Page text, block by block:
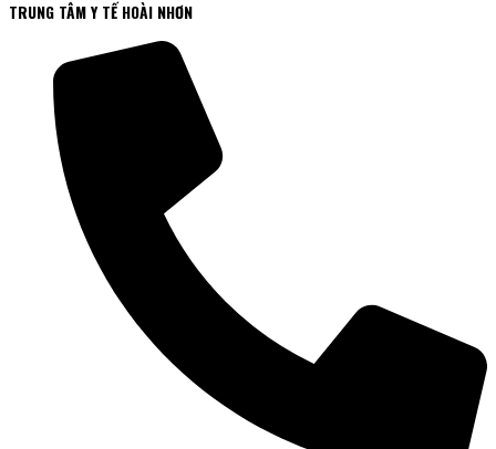
TRUNG TÂM Y TẾ HOÀI NHƠN